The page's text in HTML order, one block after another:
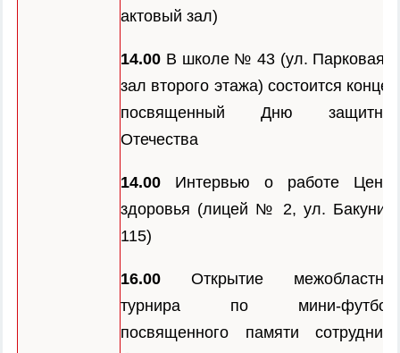
актовый зал)
14.00 В школе № 43 (ул. Парковая,
зал второго этажа) состоится
посвященный Дню
Отечества
14.00 Интервью о работе
здоровья (лицей № 2, ул.
115)
16.00 Открытие
турнира по мини-
посвященного памяти